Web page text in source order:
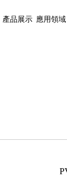
產品展示 應用領域